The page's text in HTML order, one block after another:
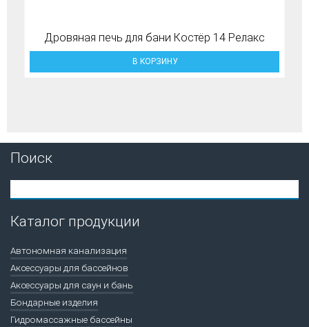
Дровяная печь для бани Костёр 14 Релакс
В КОРЗИНУ
Поиск
Каталог продукции
Автономная канализация
Аксессуары для бассейнов
Аксессуары для саун и бань
Бондарные изделия
Гидромассажные бассейны